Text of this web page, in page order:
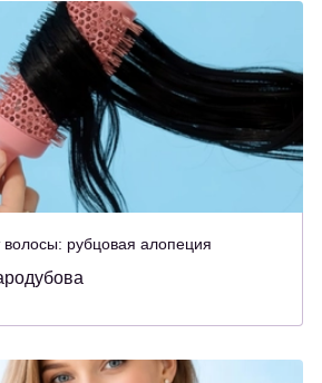
рубцовая алопеция